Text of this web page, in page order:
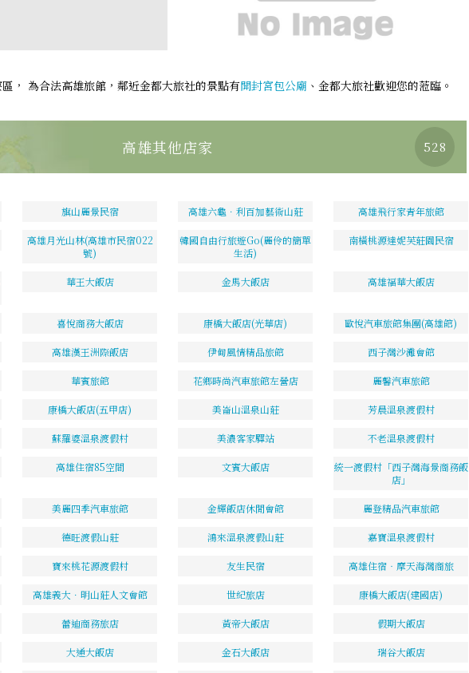
， 為合法高雄旅館，鄰近金都大旅社的景點有開封宮包公廟 、金都大旅社歡迎您的蒞臨。
高雄其他店家 528
旗山麗景民宿 高雄六龜．利百加藝術山莊 高雄飛行家青年旅館
高雄月光山林(高雄市民宿022
號)
韓國自由行旅遊Go(麗伶的簡單
生活)
南橫桃源達妮芙莊園民宿
華王大飯店 金馬大飯店 高雄福華大飯店
喜悅商務大飯店 康橋大飯店(光華店) 歐悅汽車旅館集團(高雄館)
高雄漢王洲際飯店 伊甸風情精品旅館 西子灣沙灘會館
華賓旅館 花鄉時尚汽車旅館左營店 麗馨汽車旅館
康橋大飯店(五甲店) 美崙山溫泉山莊 芳晨溫泉渡假村
蘇羅婆溫泉渡假村 美濃客家驛站 不老溫泉渡假村
高雄住宿85空間 文賓大飯店
統一渡假村「西子灣海景商務飯
店」
美麗四季汽車旅館 金輝飯店休閒會館 麗登精品汽車旅館
德旺渡假山莊 鴻來溫泉渡假山莊 嘉寶溫泉渡假村
寶來桃花源渡假村 友生民宿 高雄住宿‧摩天海灣商旅
高雄義大．明山莊人文會館 世紀旅店 康橋大飯店(建國店)
蕾迪商務旅店 黃帝大飯店 假期大飯店
大通大飯店 金石大飯店 瑞谷大飯店